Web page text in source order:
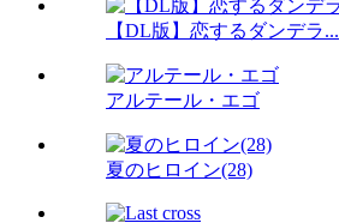
【DL版】恋するダンデラ...
アルテール・エゴ
夏のヒロイン(28)